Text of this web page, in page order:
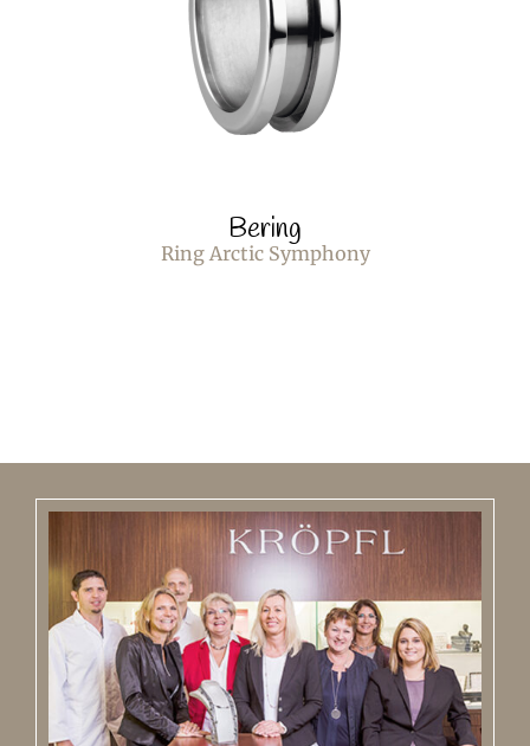
Bering
Ring Arctic Symphony